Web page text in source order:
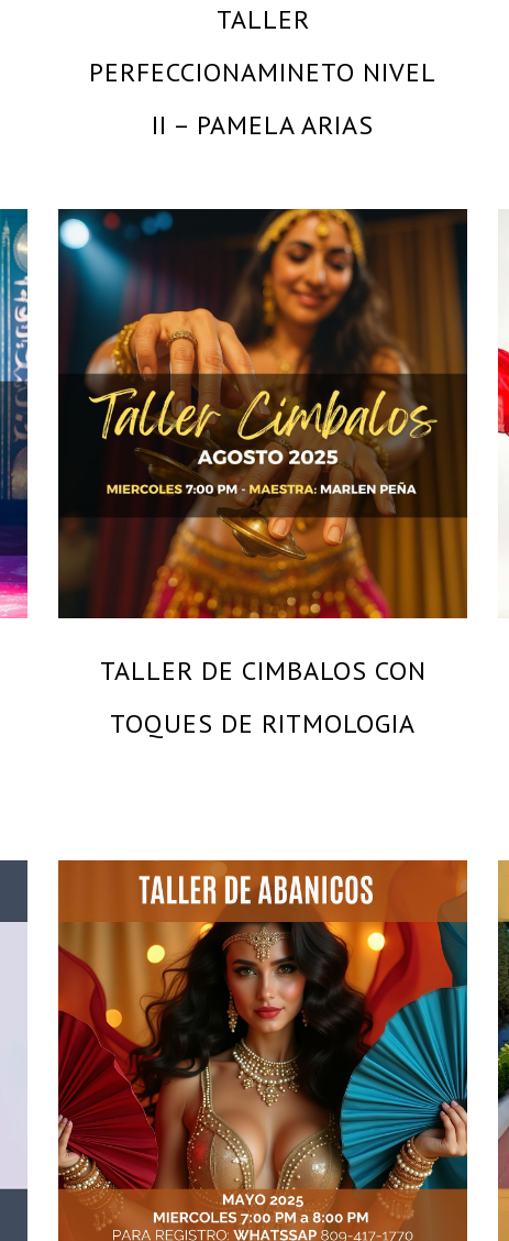
TALLER
PERFECCIONAMINETO NIVEL
II – PAMELA ARIAS
By
MARLEN PEÑA – MAESTRA DANZAS FOLKLOR
LIBANES – SOLO BAILA EVENTOS CULTURALES
TALLER DE CIMBALOS CON
TOQUES DE RITMOLOGIA
By
BARBARA DOMINGUEZ – MAESTRA Y BAILARINA
PROFESIONAL